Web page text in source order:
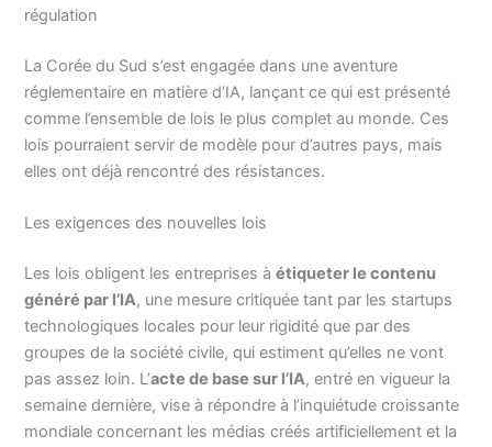
régulation
La Corée du Sud s’est engagée dans une aventure
réglementaire en matière d’IA, lançant ce qui est présenté
comme l’ensemble de lois le plus complet au monde. Ces
lois pourraient servir de modèle pour d’autres pays, mais
elles ont déjà rencontré des résistances.
Les exigences des nouvelles lois
Les lois obligent les entreprises àétiqueter le contenu
généré par l’IA, une mesure critiquée tant par les startups
technologiques locales pour leur rigidité que par des
groupes de la société civile, qui estiment qu’elles ne vont
pas assez loin. L’acte de base sur l’IA, entré en vigueur la
semaine dernière, vise à répondre à l’inquiétude croissante
mondiale concernant les médias créés artificiellement et la